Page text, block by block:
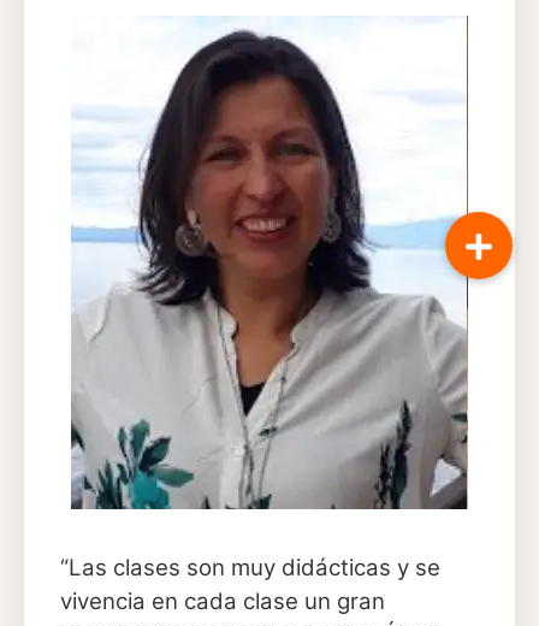
“Las clases son muy didácticas y se
vivencia en cada clase un gran